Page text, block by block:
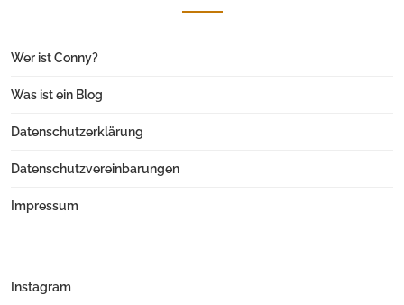
Wer ist Conny?
Was ist ein Blog
Datenschutzerklärung
Datenschutzvereinbarungen
Impressum
Instagram